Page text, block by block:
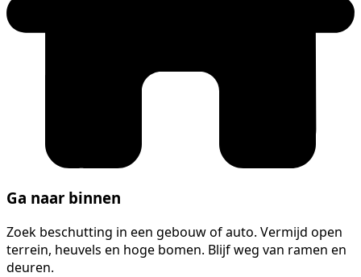
Ga naar binnen
Zoek beschutting in een gebouw of auto. Vermijd open
terrein, heuvels en hoge bomen. Blijf weg van ramen en
deuren.